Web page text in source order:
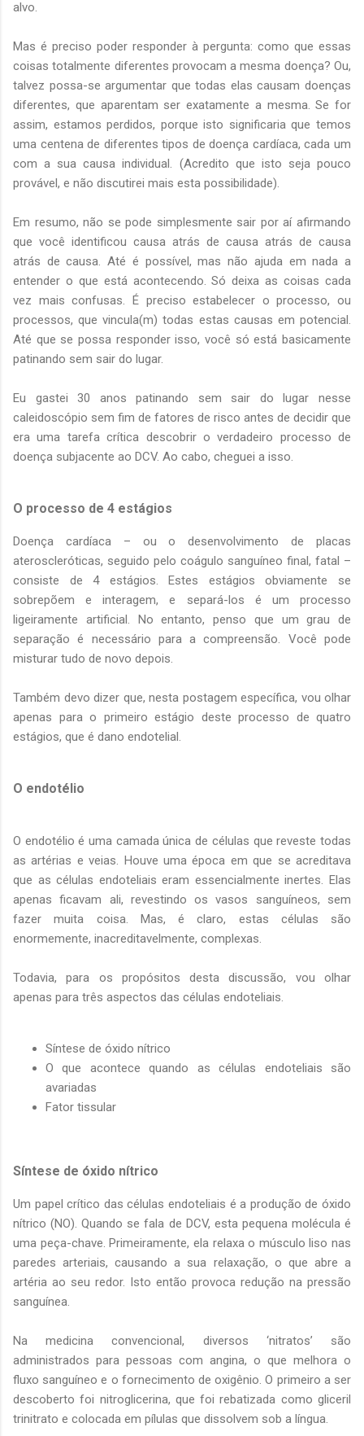
alvo.
Mas é preciso poder responder à pergunta: como que essas
coisas totalmente diferentes provocam a mesma doença? Ou,
talvez possa-se argumentar que todas elas causam doenças
diferentes, que aparentam ser exatamente a mesma. Se for
assim, estamos perdidos, porque isto significaria que temos
uma centena de diferentes tipos de doença cardíaca, cada um
com a sua causa individual. (Acredito que isto seja pouco
provável, e não discutirei mais esta possibilidade).
Em resumo, não se pode simplesmente sair por aí afirmando
que você identificou causa atrás de causa atrás de causa
atrás de causa. Até é possível, mas não ajuda em nada a
entender o que está acontecendo. Só deixa as coisas cada
vez mais confusas. É preciso estabelecer o processo, ou
processos, que vincula(m) todas estas causas em potencial.
Até que se possa responder isso, você só está basicamente
patinando sem sair do lugar.
Eu gastei 30 anos patinando sem sair do lugar nesse
caleidoscópio sem fim de fatores de risco antes de decidir que
era uma tarefa crítica descobrir o verdadeiro processo de
doença subjacente ao DCV. Ao cabo, cheguei a isso.
O processo de 4 estágios
Doença cardíaca – ou o desenvolvimento de placas
ateroscleróticas, seguido pelo coágulo sanguíneo final, fatal –
consiste de 4 estágios. Estes estágios obviamente se
sobrepõem e interagem, e separá-los é um processo
ligeiramente artificial. No entanto, penso que um grau de
separação é necessário para a compreensão. Você pode
misturar tudo de novo depois.
Também devo dizer que, nesta postagem específica, vou olhar
apenas para o primeiro estágio deste processo de quatro
estágios, que é dano endotelial.
O endotélio
O endotélio é uma camada única de células que reveste todas
as artérias e veias. Houve uma época em que se acreditava
que as células endoteliais eram essencialmente inertes. Elas
apenas ficavam ali, revestindo os vasos sanguíneos, sem
fazer muita coisa. Mas, é claro, estas células são
enormemente, inacreditavelmente, complexas.
Todavia, para os propósitos desta discussão, vou olhar
apenas para três aspectos das células endoteliais.
Síntese de óxido nítrico
O que acontece quando as células endoteliais são
avariadas
Fator tissular
Síntese de óxido nítrico
Um papel crítico das células endoteliais é a produção de óxido
nítrico (NO). Quando se fala de DCV, esta pequena molécula é
uma peça-chave. Primeiramente, ela relaxa o músculo liso nas
paredes arteriais, causando a sua relaxação, o que abre a
artéria ao seu redor. Isto então provoca redução na pressão
sanguínea.
Na medicina convencional, diversos ‘nitratos’ são
administrados para pessoas com angina, o que melhora o
fluxo sanguíneo e o fornecimento de oxigênio. O primeiro a ser
descoberto foi nitroglicerina, que foi rebatizada como gliceril
trinitrato e colocada em pílulas que dissolvem sob a língua.